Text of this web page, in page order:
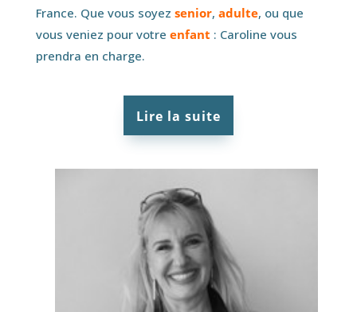
France. Que vous soyez senior, adulte, ou que
vous veniez pour votre enfant : Caroline vous
prendra en charge.
Lire la suite